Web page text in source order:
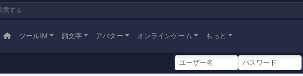
ツールIM 顔文字 アバター オンラインゲーム もっと